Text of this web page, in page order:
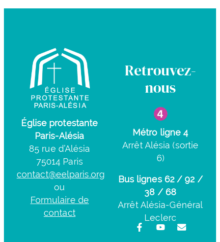
Église protestante
Paris-Alésia
85 rue d’Alésia
75014 Paris
contact@eelparis.org
ou
Formulaire de
contact
Retrouvez-
nous
Métro ligne 4
Arrêt Alésia (sortie
6)
Bus lignes 62 / 92 /
38 / 68
Arrêt Alésia-Général
Leclerc